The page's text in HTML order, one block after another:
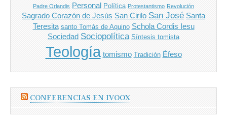
Padre Orlandis Personal Política Protestantismo Revolución
Sagrado Corazón de Jesús San Cirilo San José Santa
Teresita santo Tomás de Aquino Schola Cordis Iesu
Sociedad Sociopolítica Síntesis tomista
Teología tomismo Tradición Éfeso
CONFERENCIAS EN IVOOX